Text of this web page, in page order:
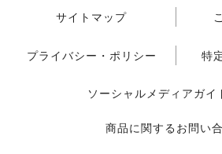
サイトマップ
プライバシー・ポリシー 特
ソーシャルメディアガイ
商品に関するお問い